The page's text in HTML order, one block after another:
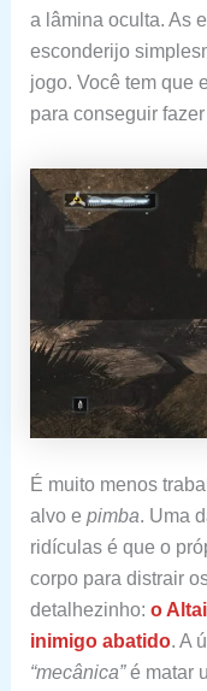
a lâmina oculta. As
esconderijo
jogo. Você tem que
para conseguir
É muito menos
alvo e pimba. Uma
ridículas é que o
corpo para distrair
detalhezinho: o
inimigo abatido. A
“mecânica”é matar